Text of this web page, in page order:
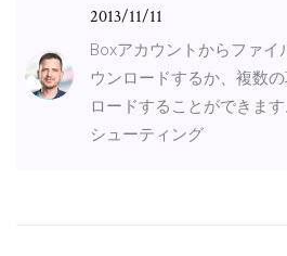
2013/11/11
Boxアカウントからファ
ウンロードするか、複数
ロードすることができま
シューティング